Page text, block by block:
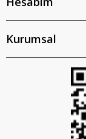
Kurumsal